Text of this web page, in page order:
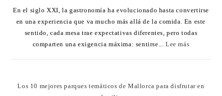
En el siglo XXI, la gastronomía ha evolucionado hasta convertirse
en una experiencia que va mucho más allá de la comida. En este
sentido, cada mesa trae expectativas diferentes, pero todas
comparten una exigencia máxima: sentirse...Lee más
Los 10 mejores parques temáticos de Mallorca para disfrutar en